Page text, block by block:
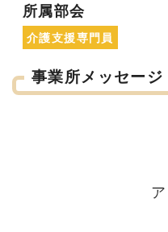
所属部会
介護支援専門員
事業所メッセージ